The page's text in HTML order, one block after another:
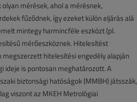
mérések, ahol a mérésnek,
fűződnek, így ezeket külön eljárás alá
mintegy harmincféle eszközt (pl.
mérőeszköznek. Hitelesítést
megszerzett hitelesítési engedély alapján
ideje is pontosan meghatározott. A
biztonsági hatóságok (MMBH) játsszák,
viszont az MKEH Metrológiai